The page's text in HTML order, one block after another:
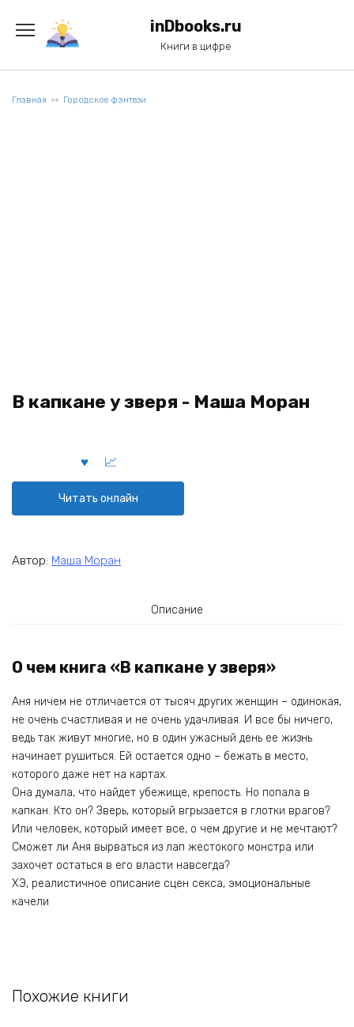
содержанию
inDbooks.ru
Книги в цифре
Главная Городское фэнтези
В капкане у зверя - Маша Моран
Читать онлайн
Автор: Маша Моран
Описание
О чем книга «В капкане у зверя»
Аня ничем не отличается от тысяч других женщин – одинокая,
не очень счастливая и не очень удачливая. И все бы ничего,
ведь так живут многие, но в один ужасный день ее жизнь
начинает рушиться. Ей остается одно – бежать в место,
которого даже нет на картах.
Она думала, что найдет убежище, крепость. Но попала в
капкан. Кто он? Зверь, который вгрызается в глотки врагов?
Или человек, который имеет все, о чем другие и не мечтают?
Сможет ли Аня вырваться из лап жестокого монстра или
захочет остаться в его власти навсегда?
ХЭ, реалистичное описание сцен секса, эмоциональные
качели
Похожие книги